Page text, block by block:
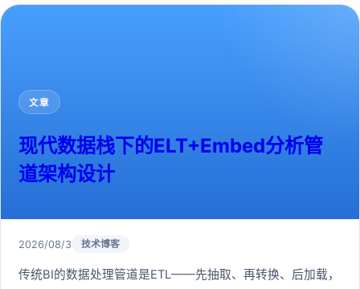
文章
现代数据栈下的ELT+Embed分析管
道架构设计
2026/08/3 技术博客
传统BI的数据处理管道是ETL——先抽取、再转换、后加载，